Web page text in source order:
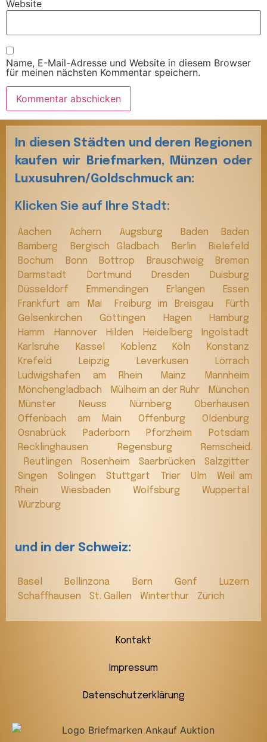
Website
Name, E-Mail-Adresse und Website in diesem Browser
für meinen nächsten Kommentar speichern.
In diesen Städten und deren Regionen
kaufen wir Briefmarken, Münzen oder
Luxusuhren/Goldschmuck an:
Klicken Sie auf Ihre Stadt:
Aachen Achern Augsburg
Baden Baden
Bamberg
Bergisch Gladbach Berlin
Bielefeld
Bochum
Bonn Bottrop Brauschweig
Bremen
Darmstadt
Dortmund Dresden
Duisburg
Düsseldorf
Emmendingen Erlangen
Essen
Frankfurt am Mai
Freiburg im Breisgau
Fürth
Gelsenkirchen
Göttingen Hagen
Hamburg
Hamm
Hannover Hilden Heidelberg
Ingolstadt
Karlsruhe
Kassel Koblenz Köln
Konstanz
Krefeld
Leipzig Leverkusen
Lörrach
Ludwigshafen am Rhein
Mainz
Mannheim
Mönchengladbach
Mülheim an der Ruhr
München
Münster
Neuss Nürnberg
Oberhausen
Offenbach am Main
Offenburg
Oldenburg
Osnabrück
Paderborn Pforzheim
Potsdam
Recklinghausen
Regensburg
Remscheid.
Reutlingen
Rosenheim Saarbrücken
Salzgitter
Singen
Solingen Stuttgart Trier Ulm
Weil am
Rhein
Wiesbaden Wolfsburg
Wuppertal
Würzburg
und in der Schweiz:
Basel Bellinzona Bern Genf
Luzern
Schaffhausen
St. Gallen Winterthur Zürich
Kontakt
Impressum
Datenschutzerklärung